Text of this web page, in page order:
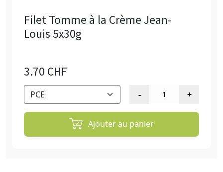
Filet Tomme à la Crème Jean-
Louis 5x30g
3.70 CHF
Ajouter au panier